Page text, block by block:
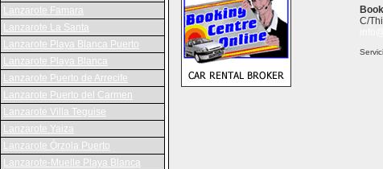
Lanzarote Famara
Lanzarote La Santa
Lanzarote Playa Blanca Puerto
Lanzarote Playa Blanca
Lanzarote Puerto de Arrecife
Lanzarote Puerto del Carmen
Lanzarote Villa Teguise
Lanzarote Yaiza
Lanzarote Órzola Puerto
Lanzarote-Muelle Playa Blanca
C/